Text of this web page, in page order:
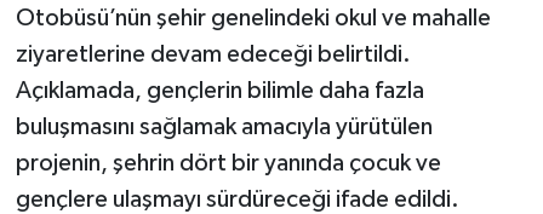
Otobüsü’nün şehir genelindeki okul ve mahalle
ziyaretlerine devam edeceği belirtildi.
Açıklamada, gençlerin bilimle daha fazla
buluşmasını sağlamak amacıyla yürütülen
projenin, şehrin dört bir yanında çocuk ve
gençlere ulaşmayı sürdüreceği ifade edildi.